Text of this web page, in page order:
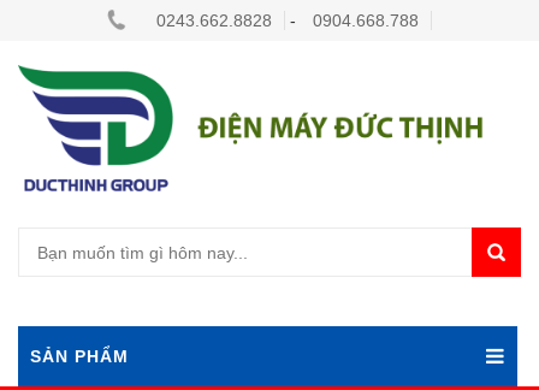
0243.662.8828 - 0904.668.788
SẢN PHẨM